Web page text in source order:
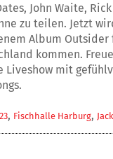
John Waite,
zu teilen. Jetzt
Album Outsider
kommen.
Liveshow mit
, Fischhalle Harburg,